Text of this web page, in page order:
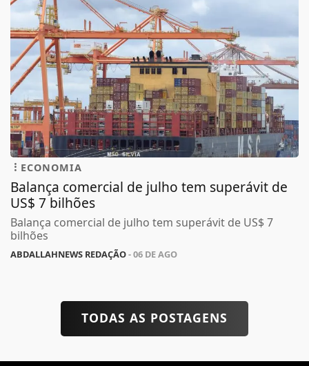
ECONOMIA
Balança comercial de julho tem superávit de
US$ 7 bilhões
Balança comercial de julho tem superávit de US$ 7
bilhões
ABDALLAHNEWS REDAÇÃO- 06 DE AGO
TODAS AS POSTAGENS